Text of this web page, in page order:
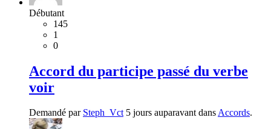
Débutant
145
1
0
Accord du participe passé du verbe
voir
Demandé par Steph_Vct5 jours auparavant dansAccords.